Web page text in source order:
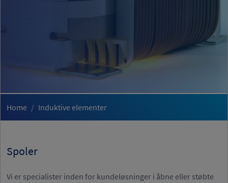
Home Induktive elementer
Spoler
Vi er specialister inden for kundeløsninger i åbne eller støbte